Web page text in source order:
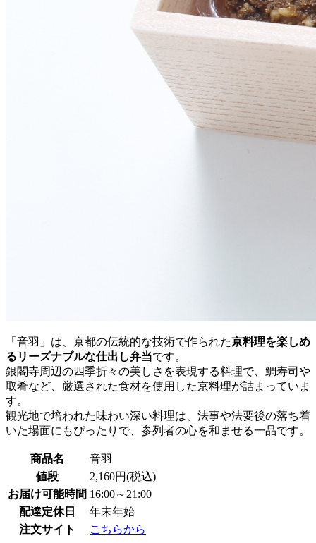
「音羽」は、京都の伝統的な技術で作られた京料理を楽しめ
るリーズナブルな仕出し弁当です。
銀閣寺周辺の四季折々の美しさを表現する料理で、鯛寿司や
取肴など、厳選された食材を使用した京料理が詰まっていま
す。
観光地で培われた味わい深い料理は、法事や法要後の落ち着
いた場面にもぴったりで、参列者の心を和ませる一品です。
商品名
音羽
値段
2,160円(税込)
お届け可能時間 16:00～21:00
配達定休日
年末年始
注文サイト
こちらから